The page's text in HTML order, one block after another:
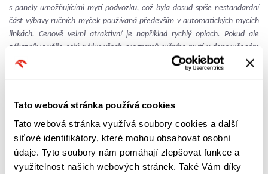
Tato webová stránka používá cookies
Tato webová stránka využívá soubory cookies a další
síťové identifikátory, které mohou obsahovat osobní
údaje. Tyto soubory nám pomáhají zlepšovat funkce a
využitelnost našich webových stránek. Také Vám díky
s panely umožňujícími mytí podvozku, což byla dosud spíše nestandardní
část výbavy ručních myček používaná především v automatických mycích
linkách. Cenově velmi atraktivní je například rychlý oplach. Pokud ale
zákazník využije celý cyklus všech programů ručního mytí v doporučeném
časovém intervalu, bude celková cena podobná jako u mycích programů
automatické linky, ne-li vyšší. A to samé platí i pro finální výsledek,
Co se týče automatických mycích linek v síti čerpacích stanic ORLEN,
z nárůstu obratů vyplývá, že čeští řidiči stále častěji preferují prémiové
programy a kladou velký důraz na kvalitu a šetrnost mytí. Čerpací stanice
ORLEN proto používají automatické mycí linky výhradně v „plné“ výbavě od
prvotřídního dodavatele WashTec.Moderní technologie automatických